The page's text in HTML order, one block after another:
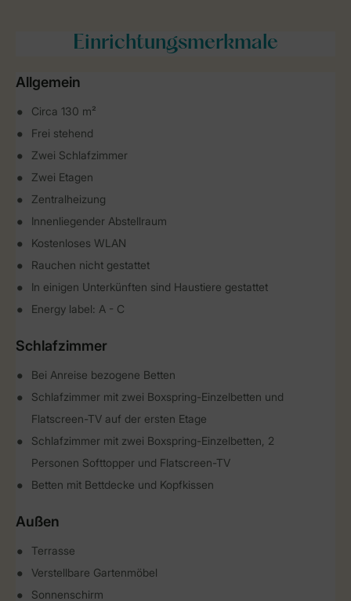
Einrichtungsmerkmale
Allgemein
Circa 130 m²
Frei stehend
Zwei Schlafzimmer
Zwei Etagen
Zentralheizung
Innenliegender Abstellraum
Kostenloses WLAN
Rauchen nicht gestattet
In einigen Unterkünften sind Haustiere gestattet
Energy label: A - C
Schlafzimmer
Bei Anreise bezogene Betten
Schlafzimmer mit zwei Boxspring-Einzelbetten und
Flatscreen-TV auf der ersten Etage
Schlafzimmer mit zwei Boxspring-Einzelbetten, 2
Personen Softtopper und Flatscreen-TV
Betten mit Bettdecke und Kopfkissen
Außen
Terrasse
Verstellbare Gartenmöbel
Sonnenschirm